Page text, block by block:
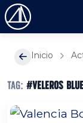
Inicio
Tag: #Veleros